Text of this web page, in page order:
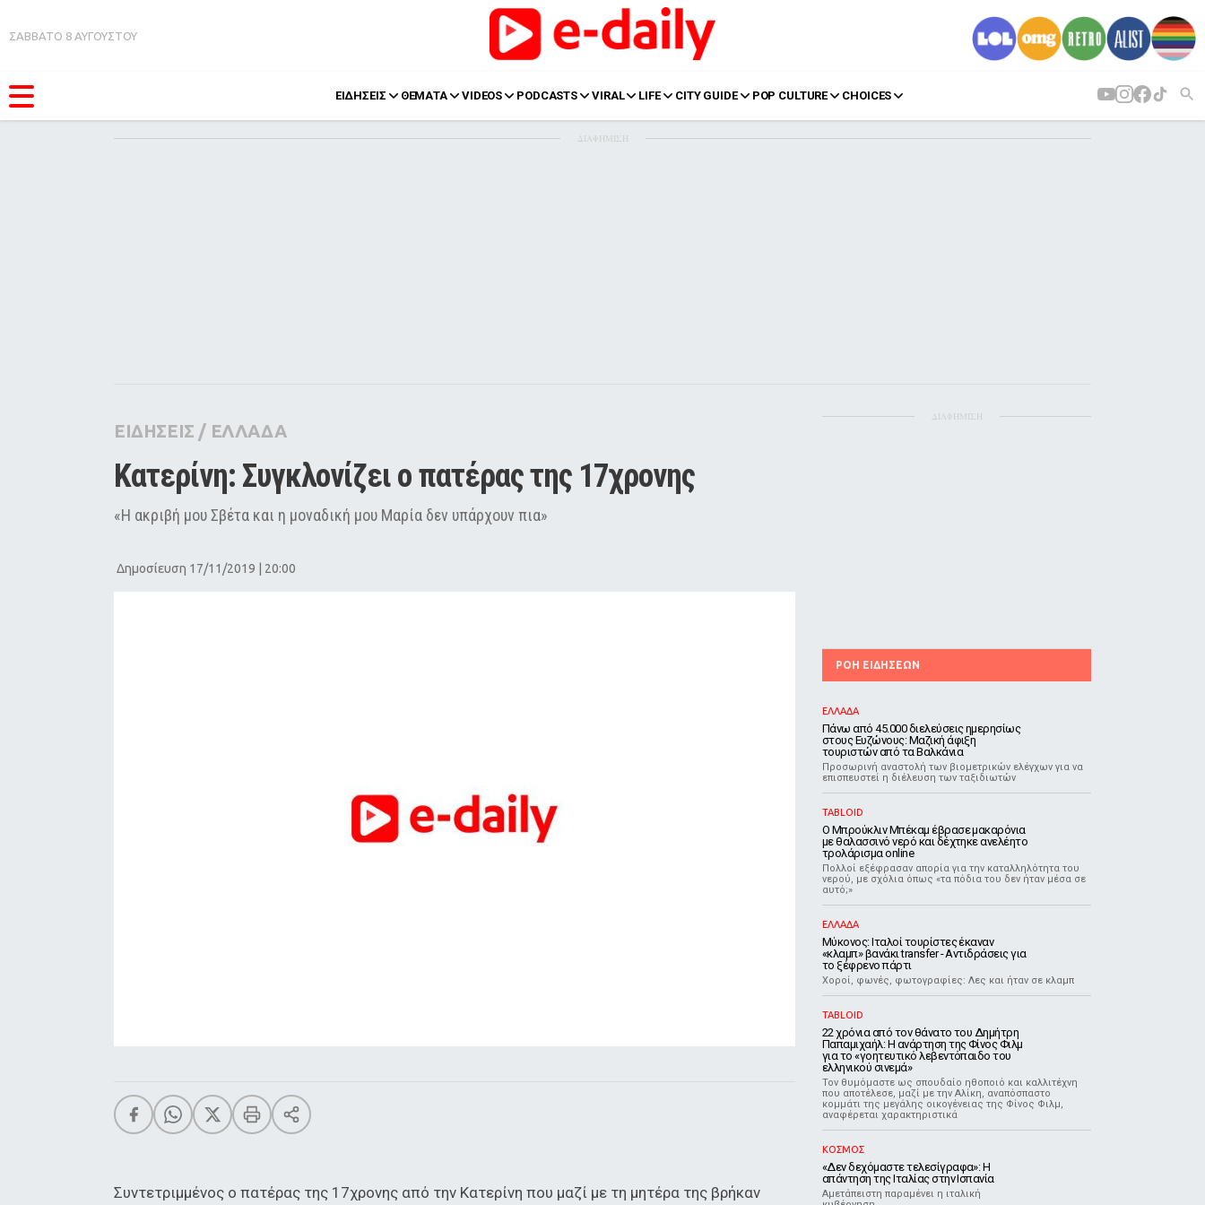
ΣΑΒΒΑΤΟ 8 ΑΥΓΟΥΣΤΟΥ
ΕΙΔΗΣΕΙΣ ΘΕΜΑΤΑ VIDEOS PODCASTS VIRAL LIFE CITY GUIDE POP CULTURE CHOICES
Pop Culture
Agenda
ΔΙΑΦΗΜΙΣΗ
ΕΙΔΗΣΕΙΣ / ΕΛΛΑΔΑ
Κατερίνη: Συγκλονίζει ο πατέρας της 17χρονης
«Η ακριβή μου Σβέτα και η μοναδική μου Μαρία δεν υπάρχουν πια»
Δημοσίευση 17/11/2019 | 20:00
Συντετριμμένος ο πατέρας της 17χρονης από την Κατερίνη που μαζί με τη μητέρα της βρήκαν
ΔΙΑΦΗΜΙΣΗ
ΡΟΗ ΕΙΔΗΣΕΩΝ
ΕΛΛΑΔΑ
Πάνω από 45.000 διελεύσεις ημερησίως
στους Ευζώνους: Μαζική άφιξη
τουριστών από τα Βαλκάνια
Προσωρινή αναστολή των βιομετρικών ελέγχων για να
επισπευστεί η διέλευση των ταξιδιωτών
TABLOID
Ο Μπρούκλιν Μπέκαμ έβρασε μακαρόνια
με θαλασσινό νερό και δέχτηκε ανελέητο
τρολάρισμα online
Πολλοί εξέφρασαν απορία για την καταλληλότητα του
νερού, με σχόλια όπως «τα πόδια του δεν ήταν μέσα σε
αυτό;»
ΕΛΛΑΔΑ
Μύκονος: Ιταλοί τουρίστες έκαναν
«κλαμπ» βανάκι transfer - Αντιδράσεις για
το ξέφρενο πάρτι
Χοροί, φωνές, φωτογραφίες: Λες και ήταν σε κλαμπ
TABLOID
22 χρόνια από τον θάνατο του Δημήτρη
Παπαμιχαήλ: Η ανάρτηση της Φίνος Φιλμ
για το «γοητευτικό λεβεντόπαιδο του
ελληνικού σινεμά»
Τον θυμόμαστε ως σπουδαίο ηθοποιό και καλλιτέχνη
που αποτέλεσε, μαζί με την Αλίκη, αναπόσπαστο
κομμάτι της μεγάλης οικογένειας της Φίνος Φιλμ,
αναφέρεται χαρακτηριστικά
ΚΟΣΜΟΣ
«Δεν δεχόμαστε τελεσίγραφα»: Η
απάντηση της Ιταλίας στην Ισπανία
Αμετάπειστη παραμένει η ιταλική